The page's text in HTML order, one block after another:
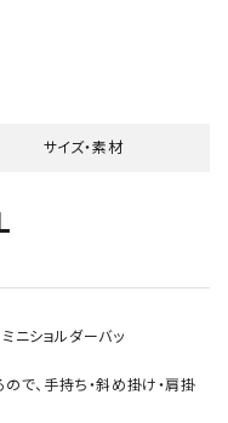
サイズ・素材
ニショルダーバッ
で、手持ち・斜め掛け・肩掛